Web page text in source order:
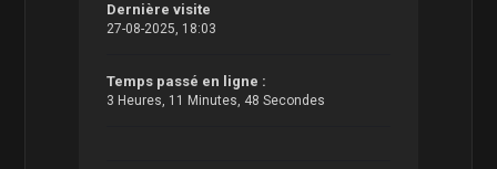
Dernière visite
27-08-2025, 18:03
Temps passé en ligne :
3 Heures, 11 Minutes, 48 Secondes